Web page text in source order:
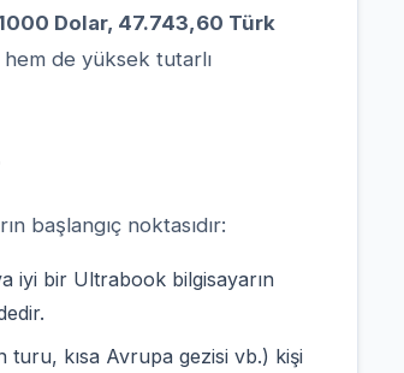
Dolar, 47.743,60 Türk
hem de yüksek tutarlı
başlangıç noktasıdır:
iyi bir Ultrabook bilgisayarın
turu, kısa Avrupa gezisi vb.) kişi